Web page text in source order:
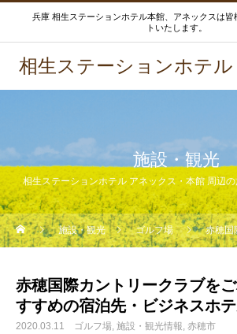
兵庫 相生ステーションホテル本館、アネックスは皆
トいたします。
相生ステーションホテル
施設・観光
相生ステーションホテル アネックス・本館 周辺の
施設・観光 ゴルフ場 赤穂国際カントリーク
赤穂国際カントリークラブを
すすめの宿泊先・ビジネスホ
2020.03.11 ゴルフ場 施設・観光情報 赤穂市